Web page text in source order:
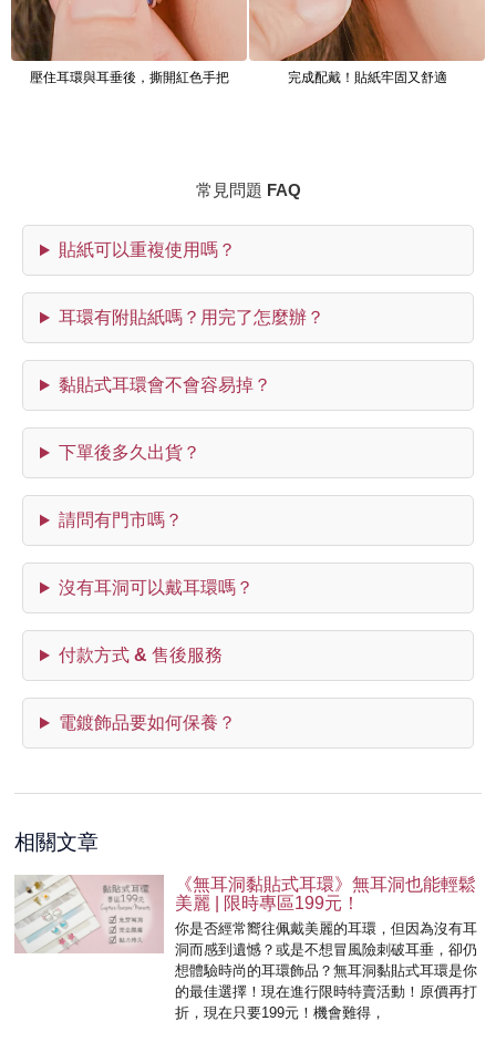
壓住耳環與耳垂後，撕開紅色手把 完成配戴！貼紙牢固又舒適
常見問題 FAQ
貼紙可以重複使用嗎？
耳環有附貼紙嗎？用完了怎麼辦？
黏貼式耳環會不會容易掉？
下單後多久出貨？
請問有門市嗎？
沒有耳洞可以戴耳環嗎？
付款方式 & 售後服務
電鍍飾品要如何保養？
相關文章
《無耳洞黏貼式耳環》無耳洞也能輕鬆
美麗 | 限時專區199元！
你是否經常嚮往佩戴美麗的耳環，但因為沒有耳
洞而感到遺憾？或是不想冒風險刺破耳垂，卻仍
想體驗時尚的耳環飾品？無耳洞黏貼式耳環是你
的最佳選擇！現在進行限時特賣活動！原價再打
折，現在只要199元！機會難得，